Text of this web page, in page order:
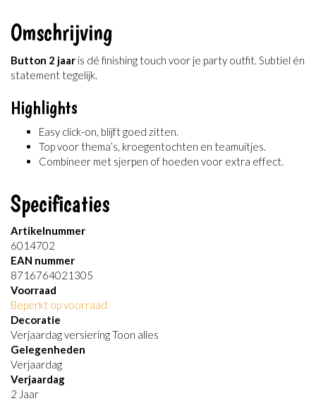
Omschrijving
Button 2 jaar is dé finishing touch voor je party outfit. Subtiel én
statement tegelijk.
Highlights
Easy click-on, blijft goed zitten.
Top voor thema’s, kroegentochten en teamuitjes.
Combineer met sjerpen of hoeden voor extra effect.
Specificaties
Artikelnummer
6014702
EAN nummer
8716764021305
Voorraad
Beperkt op voorraad
Decoratie
Verjaardag versiering Toon alles
Gelegenheden
Verjaardag
Verjaardag
2 Jaar